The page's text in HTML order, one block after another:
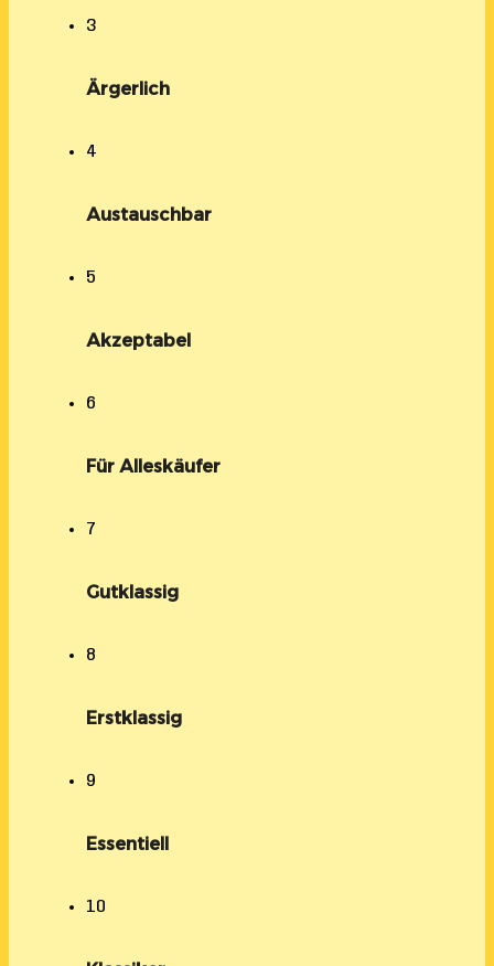
3
Ärgerlich
4
Austauschbar
5
Akzeptabel
6
Für Alleskäufer
7
Gutklassig
8
Erstklassig
9
Essentiell
10